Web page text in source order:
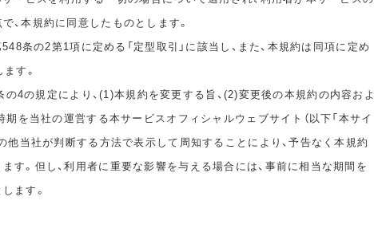
、本規約に同意したものとします。
条の2第1項に定める「定型取引」に該当し、また、本規約は同項に定め
す。
の4の規定により、(1)本規約を変更する旨、(2)変更後の本規約の内容およ
を当社の運営する本サービスオフィシャルウェブサイト（以下「本サイ
の他当社が判断する方法で表示して周知することにより、予告なく本規約
す。但し、利用者に重要な影響を与える場合には、事前に相当な期間を
ます。